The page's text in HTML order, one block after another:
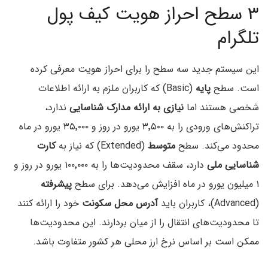
۳ سطح احراز هویت کیف پول
تلگرام
این سیستم جدید سه سطح را برای احراز هویت معرفی کرده
است. سطح پایه
(Basic) که کاربران ملزم به ارائه اطلاعات
شخصی هستند اما نیازی به ارائه مدارک شناسایی ندارد،
تراکنش‌های ورودی را به ۳٬۵۰۰ یورو در روز و ۳۵٬۰۰۰ یورو در ماه
محدود می‌کند. سطح متوسط (Extended) که نیاز به
کارت
شناسایی ملی
دارد، سقف محدودیت‌ها را به ۱۰۰٬۰۰۰ یورو در روز و
۱ میلیون یورو در ماه افزایش می‌دهد. برای سطح
پیشرفته
(Advanced)، کاربران باید
آدرس محل سکونت خود را ارائه کنند
تا محدودیت‌های انتقال را از میان بردارند. این محدودیت‌ها
ممکن است بر اساس نرخ ارز محلی هر کشور متفاوت باشد.